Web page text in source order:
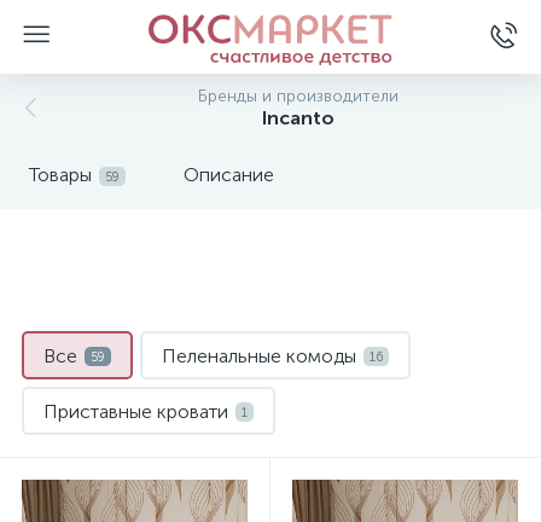
Бренды и производители
Incanto
Товары 59 Описание
Все 59 Пеленальные комоды 16
Приставные кровати 1